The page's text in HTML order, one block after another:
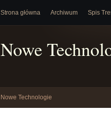
Strona główna Archiwum Spis
Nowe
Nowe Technologie